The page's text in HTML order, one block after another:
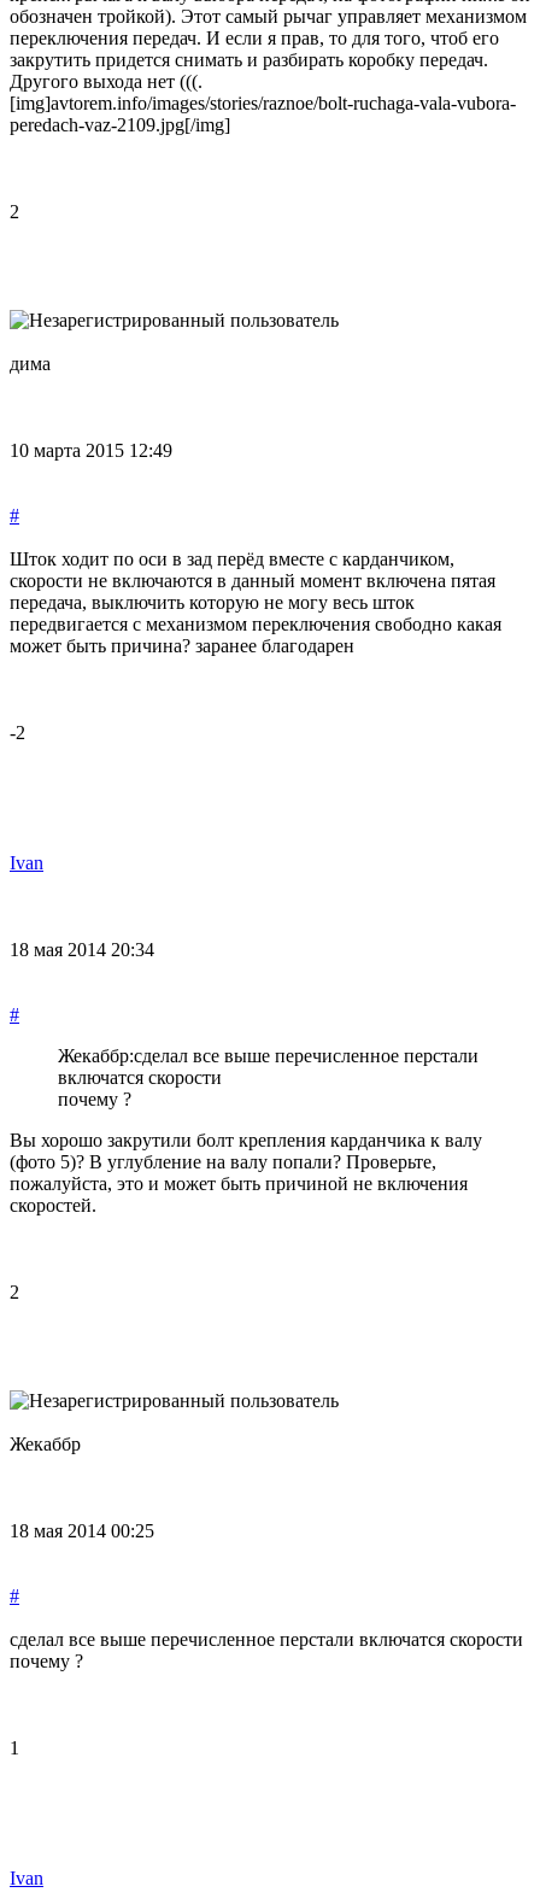
обозначен тройкой). Этот самый рычаг управляет механизмом
переключения передач. И если я прав, то для того, чтоб его
закрутить придется снимать и разбирать коробку передач.
Другого выхода нет (((.
[img]avtorem.info/images/stories/raznoe/bolt-ruchaga-vala-vubora-
peredach-vaz-2109.jpg[/img]
2
дима
10 марта 2015 12:49
#
Шток ходит по оси в зад перёд вместе с карданчиком,
скорости не включаются в данный момент включена пятая
передача, выключить которую не могу весь шток
передвигается с механизмом переключения свободно какая
может быть причина? заранее благодарен
-2
Ivan
18 мая 2014 20:34
#
Жекаббр:сделал все выше перечисленное перстали
включатся скорости
почему ?
Вы хорошо закрутили болт крепления карданчика к валу
(фото 5)? В углубление на валу попали? Проверьте,
пожалуйста, это и может быть причиной не включения
скоростей.
2
Жекаббр
18 мая 2014 00:25
#
сделал все выше перечисленное перстали включатся скорости
почему ?
1
Ivan